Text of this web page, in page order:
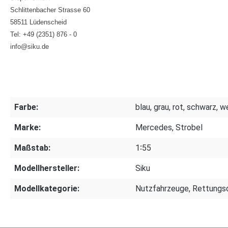
Schlittenbacher Strasse 60
58511 Lüdenscheid
Tel: +49 (2351) 876 - 0
info@siku.de
Farbe: blau, grau, rot, schwarz,
Marke: Mercedes, Strobel
Maßstab: 1∶55
Modellhersteller: Siku
Modellkategorie: Nutzfahrzeuge,